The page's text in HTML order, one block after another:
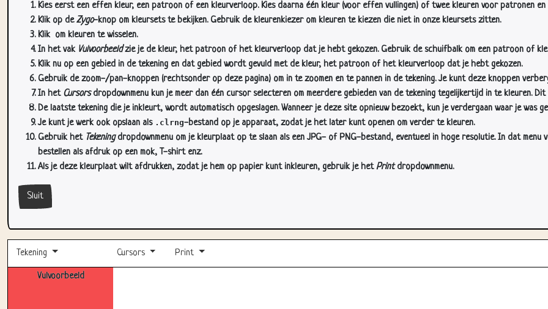
Kies eerst een effen kleur, een patroon of een kleurverloop. Kies daarna één kleur (voor effen vullingen) of twee kleuren voor patronen en
Klik op deZygo-knop om kleursets te bekijken. Gebruik de kleurenkiezer om kleuren te kiezen die niet in onze kleursets zitten.
Klik om kleuren te wisselen.
In het vak Vulvoorbeeldzie je de kleur, het patroon of het kleurverloop dat je hebt gekozen. Gebruik de schuifbalk om een patroon of
Klik nu op een gebied in de tekening en dat gebied wordt gevuld met de kleur, het patroon of het kleurverloop dat je hebt gekozen.
Gebruik de zoom-/pan-knoppen (rechtsonder op deze pagina) om in te zoomen en te pannen in de tekening. Je kunt deze knoppen
In het Cursorsdropdownmenu kun je meer dan één cursor selecteren om meerdere gebieden van de tekening tegelijkertijd in te kleuren. Dit
De laatste tekening die je inkleurt, wordt automatisch opgeslagen. Wanneer je deze site opnieuw bezoekt, kun je verdergaan waar je was
Je kunt je werk ook opslaan als .clrng-bestand op je apparaat, zodat je het later kunt openen om verder te kleuren.
Gebruik het Tekeningdropdownmenu om je kleurplaat op te slaan als een JPG- of PNG-bestand, eventueel in hoge resolutie. In dat
bestellen als afdruk op een mok, T-shirt enz.
Als je deze kleurplaat wilt afdrukken, zodat je hem op papier kunt inkleuren, gebruik je hetPrintdropdownmenu.
Sluit
Tekening Cursors Print
Vulvoorbeeld